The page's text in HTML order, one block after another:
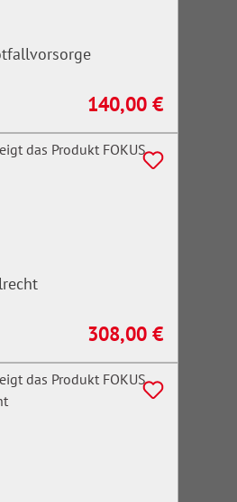
Regulärer Preis:
140,00 €
Regulärer Preis:
308,00 €